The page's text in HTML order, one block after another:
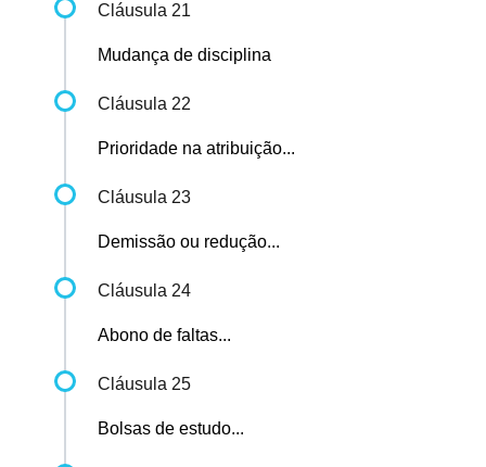
Cláusula 21
Mudança de disciplina
Cláusula 22
Prioridade na atribuição...
Cláusula 23
Demissão ou redução...
Cláusula 24
Abono de faltas...
Cláusula 25
Bolsas de estudo...